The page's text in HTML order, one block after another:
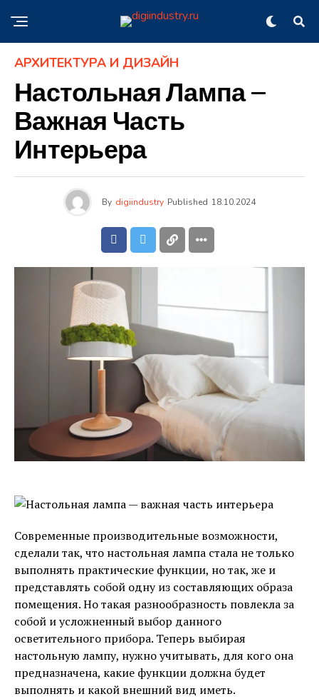
АРХИТЕКТУРА И ДИЗАЙН
Настольная Лампа —
Важная Часть
Интерьера
By digiindustry Published 18.10.2024
Современные производительные возможности,
сделали так, что настольная лампа стала не только
выполнять практические функции, но так, же и
представлять собой одну из составляющих образа
помещения. Но такая разнообразность повлекла за
собой и усложненный выбор данного
осветительного прибора. Теперь выбирая
настольную лампу, нужно учитывать, для кого она
предназначена, какие функции должна будет
выполнять и какой внешний вид иметь.